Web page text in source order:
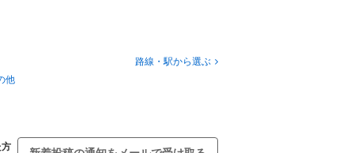
路線・駅から選ぶ
他